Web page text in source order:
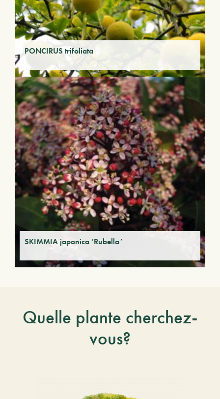
PONCIRUS trifoliata
SKIMMIA japonica ‘Rubella’
Quelle plante cherchez-
vous?